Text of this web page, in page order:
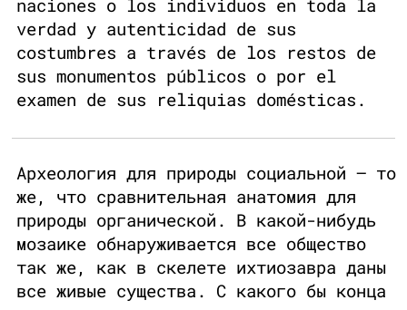
naciones o los individuos en toda la
verdad y autenticidad de sus
costumbres a través de los restos de
sus monumentos públicos o por el
examen de sus reliquias domésticas.
Археология для природы социальной — то
же, что сравнительная анатомия для
природы органической. В какой-нибудь
мозаике обнаруживается все общество
так же, как в скелете ихтиозавра даны
все живые существа. С какого бы конца